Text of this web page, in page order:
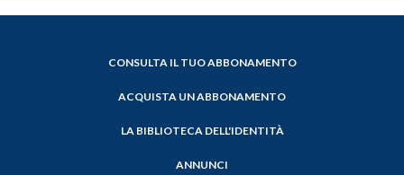
CONSULTA IL TUO ABBONAMENTO
ACQUISTA UN ABBONAMENTO
LA BIBLIOTECA DELL'IDENTITÀ
ANNUNCI